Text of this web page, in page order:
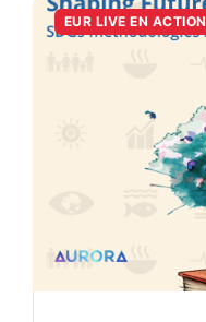
EUR LIVE EN ACTION